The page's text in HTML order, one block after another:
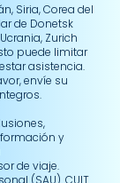
Siria, Corea del
de Donetsk
Zurich
puede limitar
asistencia.
envíe su
y
de viaje.